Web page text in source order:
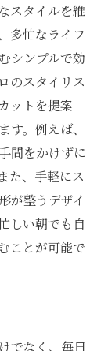
スタイルを維
多忙なライフ
シンプルで効
のスタイリス
ットを提案
。例えば、
間をかけずに
た、手軽にス
が整うデザイ
しい朝でも自
ことが可能で
でなく、毎日